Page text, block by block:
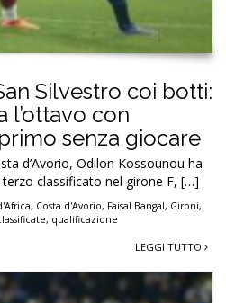
Silvestro coi botti:
l’ottavo con
senza giocare
d’Avorio, Odilon Kossounou ha
classificato nel girone F, […]
, Costa d'Avorio, Faisal Bangal, Gironi,
, qualificazione
LEGGI TUTTO